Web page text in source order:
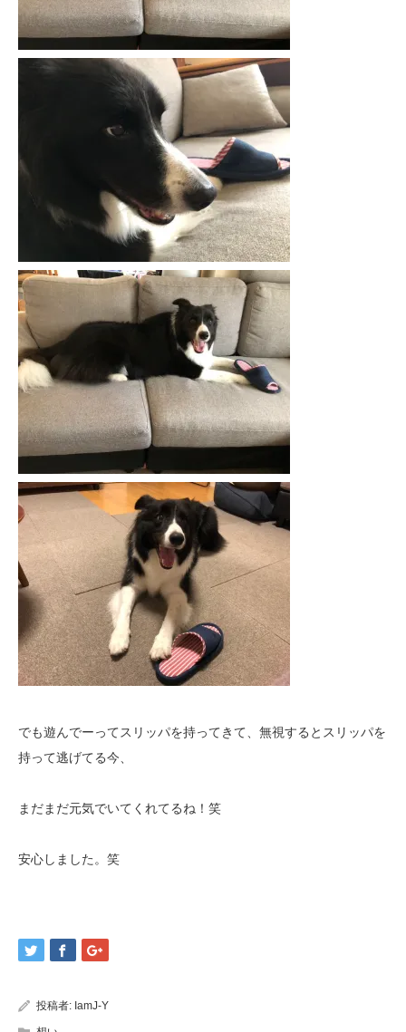
でも遊んでーってスリッパを持ってきて、無視するとスリッパを
持って逃げてる今、
まだまだ元気でいてくれてるね！笑
安心しました。笑
投稿者: IamJ-Y